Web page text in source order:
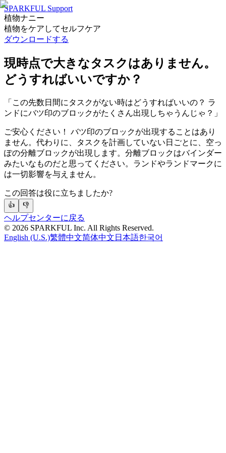
SPARKFUL Support
植物ナニー
植物をケアしてセルフケア
ダウンロードする
現時点で大きなタスクはありません。
どうすればいいですか？
「この先数日間にタスクがない時はどうすればいいの？ ラ
ンドにバツ印のブロックがたくさん出現しちゃうんじゃ？」
ご安心ください！ バツ印のブロックが出現することはあり
ません。代わりに、タスクを計画していない日ごとに、空っ
ぽの分離ブロックが出現します。分離ブロックはバインダー
みたいなものだと思ってください。ランドやランドマークに
は一切影響を与えません。
この回答は役に立ちましたか?
👍 👎
ヘルプセンターに戻る
© 2026 SPARKFUL Inc. All Rights Reserved.
English (U.S.)繁體中文简体中文 日本語한국어